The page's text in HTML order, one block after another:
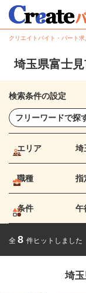
クリエイトバイト・パート求
埼玉県富士
検索条件の設定
エリア 埼
職種 指
条件 午
全 8 件ヒットしました
埼